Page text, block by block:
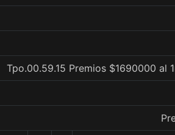
Tpo.00.59.15 Premios $1690000